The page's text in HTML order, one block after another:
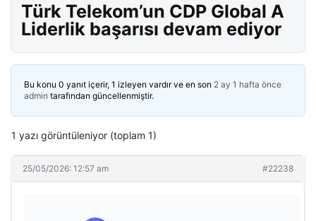
Türk Telekom’un CDP Global A
Liderlik başarısı devam ediyor
Bu konu 0 yanıt içerir, 1 izleyen vardır ve en son 2 ay 1 hafta önce
admin tarafından güncellenmiştir.
1 yazı görüntüleniyor (toplam 1)
25/05/2026: 12:57 am #22238